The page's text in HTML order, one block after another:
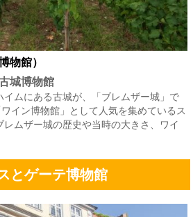
物館）
城博物館
ムにある古城が、「ブレムザー城」で
イン博物館」として人気を集めているス
ムザー城の歴史や当時の大きさ、ワイ
とゲーテ博物館